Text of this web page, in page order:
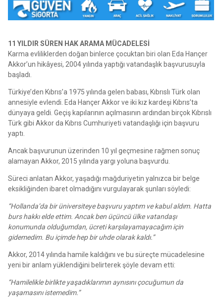
11 YILDIR SÜREN HAK ARAMA MÜCADELESİ
Karma evliliklerden doğan binlerce çocuktan biri olan Eda Hançer
Akkor’un hikâyesi, 2004 yılında yaptığı vatandaşlık başvurusuyla
başladı.
Türkiye’den Kıbrıs’a 1975 yılında gelen babası, Kıbrıslı Türk olan
annesiyle evlendi. Eda Hançer Akkor ve iki kız kardeşi Kıbrıs’ta
dünyaya geldi. Geçiş kapılarının açılmasının ardından birçok Kıbrıslı
Türk gibi Akkor da Kıbrıs Cumhuriyeti vatandaşlığı için başvuru
yaptı.
Ancak başvurunun üzerinden 10 yıl geçmesine rağmen sonuç
alamayan Akkor, 2015 yılında yargı yoluna başvurdu.
Süreci anlatan Akkor, yaşadığı mağduriyetin yalnızca bir belge
eksikliğinden ibaret olmadığını vurgulayarak şunları söyledi:
“Hollanda’da bir üniversiteye başvuru yaptım ve kabul aldım. Hatta
burs hakkı elde ettim. Ancak ben üçüncü ülke vatandaşı
konumunda olduğumdan, ücreti karşılayamayacağım için
gidemedim. Bu içimde hep bir uhde olarak kaldı.”
Akkor, 2014 yılında hamile kaldığını ve bu süreçte mücadelesine
yeni bir anlam yüklendiğini belirterek şöyle devam etti:
“Hamilelikle birlikte yaşadıklarımın aynısını çocuğumun da
yaşamasını istemedim.”